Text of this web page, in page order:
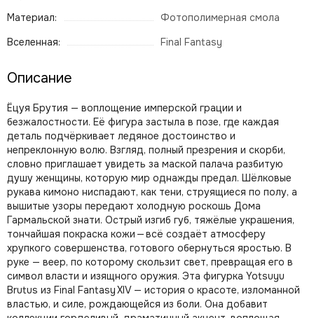
Материал:
Фотополимерная смола
Вселенная:
Final Fantasy
Описание
Ёцуя Брутия — воплощение имперской грации и
безжалостности. Её фигура застыла в позе, где каждая
деталь подчёркивает ледяное достоинство и
непреклонную волю. Взгляд, полный презрения и скорби,
словно приглашает увидеть за маской палача разбитую
душу женщины, которую мир однажды предал. Шёлковые
рукава кимоно ниспадают, как тени, струящиеся по полу, а
вышитые узоры передают холодную роскошь Дома
Гармальской знати. Острый изгиб губ, тяжёлые украшения,
тончайшая покраска кожи — всё создаёт атмосферу
хрупкого совершенства, готового обернуться яростью. В
руке — веер, по которому скользит свет, превращая его в
символ власти и изящного оружия. Эта фигурка Yotsuyu
Brutus из Final Fantasy XIV — история о красоте, изломанной
властью, и силе, рождающейся из боли. Она добавит